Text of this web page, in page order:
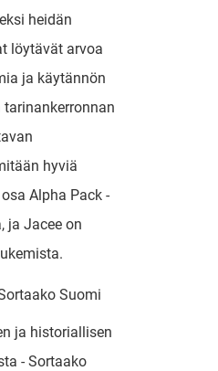
heidän
löytävät arvoa
ja käytännön
hyviä
Alpha Pack -
ja Jacee on
Suomi
ja historiallisen
- Sortaako